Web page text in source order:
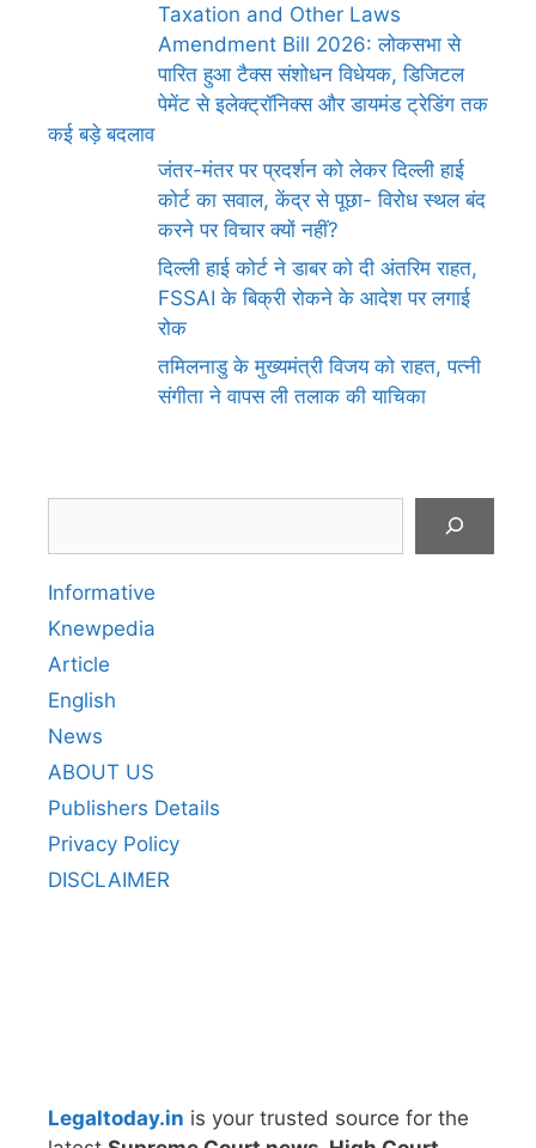
Taxation and Other Laws
Amendment Bill 2026: लोकसभा से
पारित हुआ टैक्स संशोधन विधेयक, डिजिटल
पेमेंट से इलेक्ट्रॉनिक्स और डायमंड ट्रेडिंग तक
कई बड़े बदलाव
जंतर-मंतर पर प्रदर्शन को लेकर दिल्ली हाई
कोर्ट का सवाल, केंद्र से पूछा- विरोध स्थल बंद
करने पर विचार क्यों नहीं?
दिल्ली हाई कोर्ट ने डाबर को दी अंतरिम राहत,
FSSAI के बिक्री रोकने के आदेश पर लगाई
रोक
तमिलनाडु के मुख्यमंत्री विजय को राहत, पत्नी
संगीता ने वापस ली तलाक की याचिका
Informative
Knewpedia
Article
English
News
ABOUT US
Publishers Details
Privacy Policy
DISCLAIMER
Legaltoday.in is your trusted source for the